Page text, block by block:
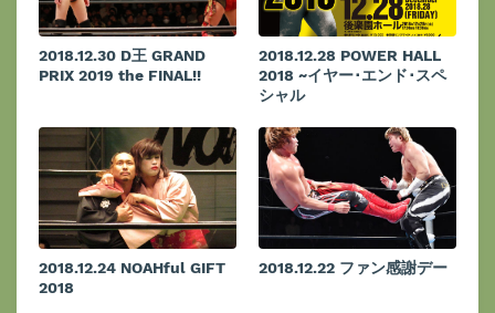
2018.12.30 D王 GRAND
PRIX 2019 the FINAL!!
2018.12.28 POWER HALL
2018 ~イヤー･エンド･スペ
シャル
2018.12.24 NOAHful GIFT
2018
2018.12.22 ファン感謝デー